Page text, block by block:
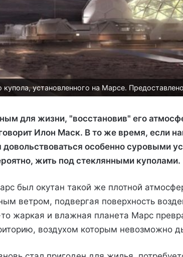
установленного на Марсе.
для жизни, "восстановив" его
Илон Маск. В то же время, если
особенно суровыми
жить под стеклянными куполами.
был окутан такой же плотной
ветром, подвергая поверхность
жаркая и влажная планета Марс
воздухом которым невозможно